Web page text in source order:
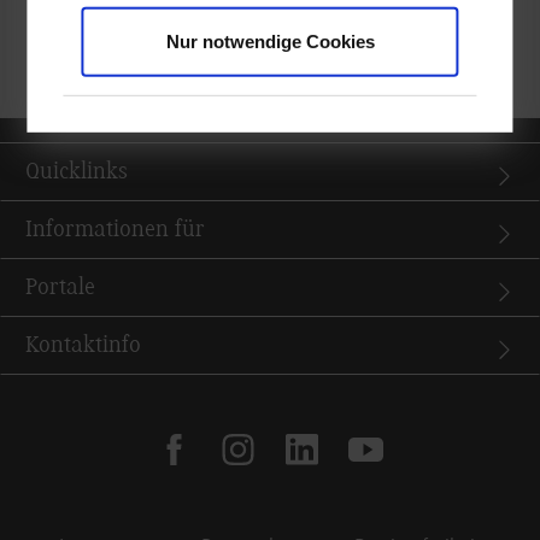
Nur notwendige Cookies
zurück zur Ergebnisliste
Quicklinks
Informationen für
Portale
Kontaktinfo
facebookinstagramlinkedinyoutube